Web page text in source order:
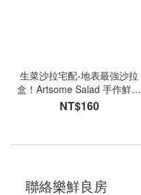
生菜沙拉宅配-地表最強沙拉
盒！Artsome Salad 手作鮮菜
盒
NT$160
聯絡樂鮮良房